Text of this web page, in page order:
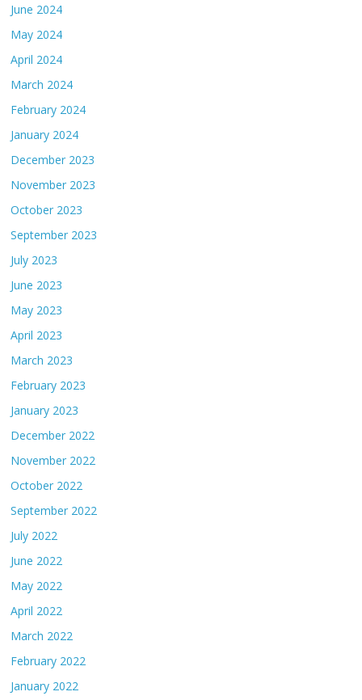
June 2024
May 2024
April 2024
March 2024
February 2024
January 2024
December 2023
November 2023
October 2023
September 2023
July 2023
June 2023
May 2023
April 2023
March 2023
February 2023
January 2023
December 2022
November 2022
October 2022
September 2022
July 2022
June 2022
May 2022
April 2022
March 2022
February 2022
January 2022